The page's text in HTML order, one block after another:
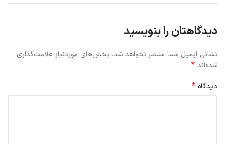
دیدگاهتان را بنویسید
نشانی ایمیل شما منتشر نخواهد شد. بخش‌های موردنیاز علامت‌گذاری
شده‌اند *
دیدگاه *